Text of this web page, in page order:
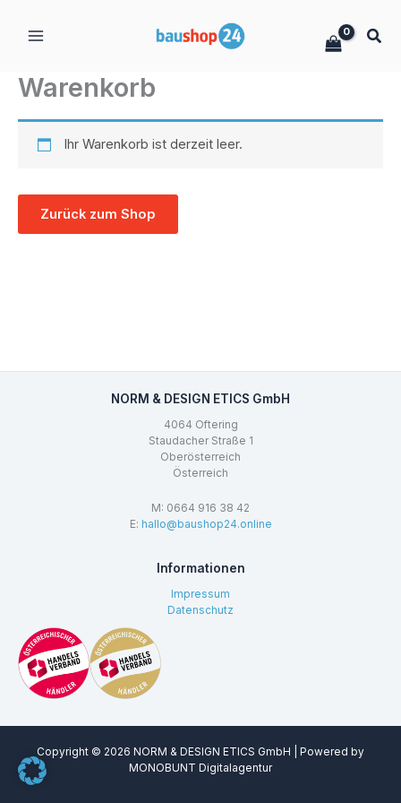
Inhalt
Warenkorb
Ihr Warenkorb ist derzeit leer.
Zurück zum Shop
NORM & DESIGN ETICS GmbH
4064 Oftering
Staudacher Straße 1
Oberösterreich
Österreich
M: 0664 916 38 42
E: hallo@baushop24.online
Informationen
Impressum
Datenschutz
Copyright © 2026 NORM & DESIGN ETICS GmbH | Powered by
MONOBUNT Digitalagentur